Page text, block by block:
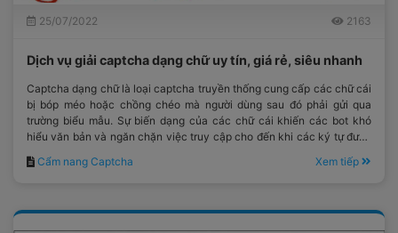
25/07/2022 2163
Dịch vụ giải captcha dạng chữ uy tín, giá rẻ, siêu nhanh
Captcha dạng chữ là loại captcha truyền thống cung cấp các chữ cái
bị bóp méo hoặc chồng chéo mà người dùng sau đó phải gửi qua
trường biểu mẫu. Sự biến dạng của các chữ cái khiến các bot khó
hiểu văn bản và ngăn chặn việc truy cập cho đến khi các ký tự được
xác minh.
Cẩm nang Captcha Xem tiếp